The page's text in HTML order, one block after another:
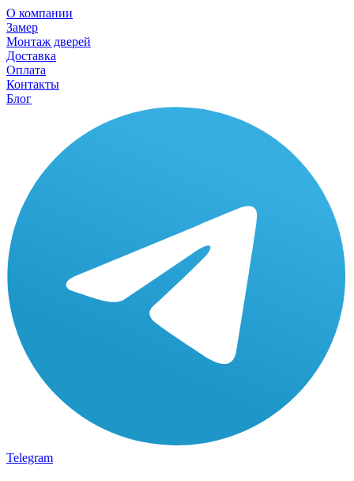
О компании
Замер
Монтаж дверей
Доставка
Оплата
Контакты
Блог
Telegram